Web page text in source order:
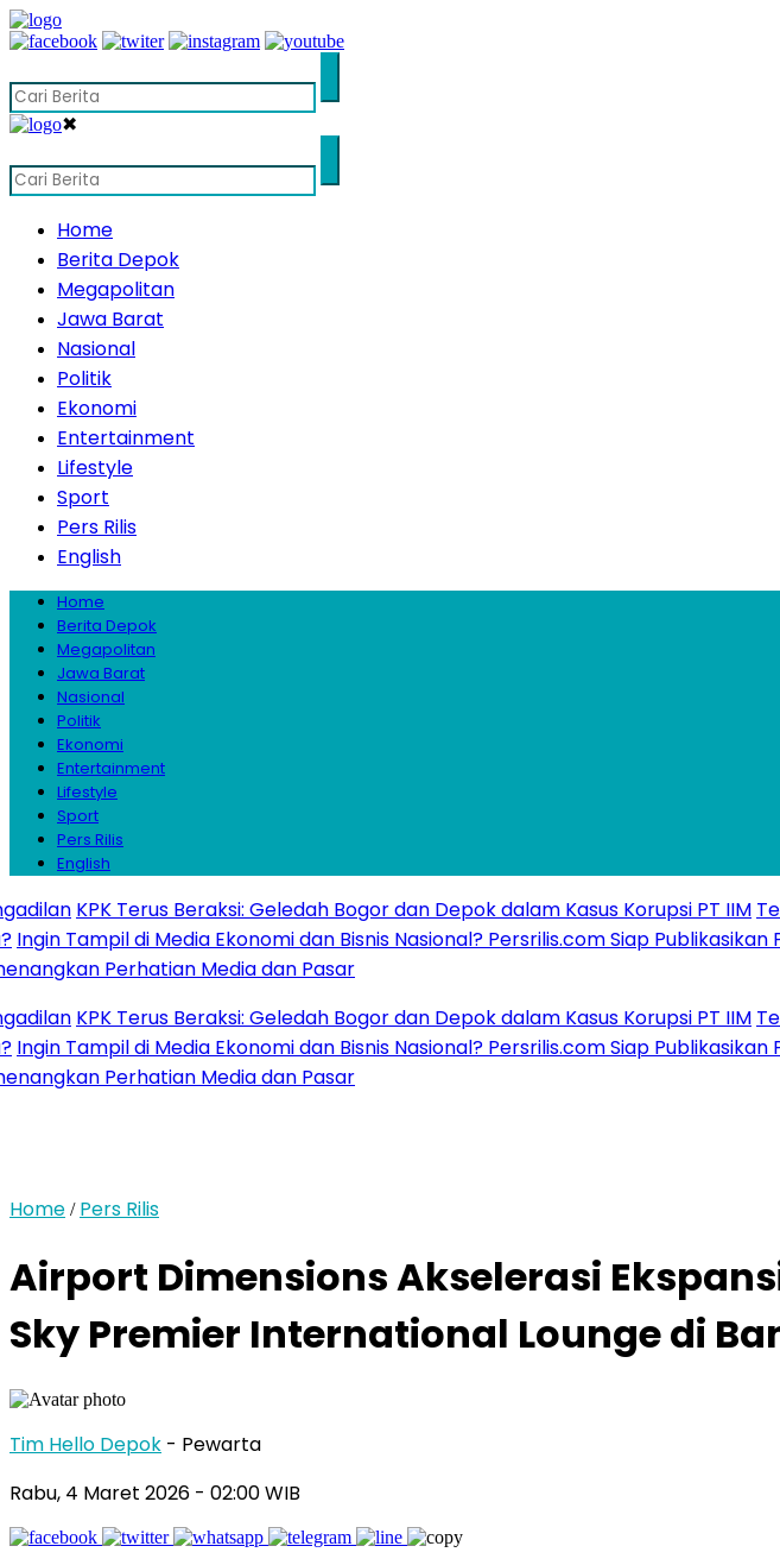
✖
Home
Berita Depok
Megapolitan
Jawa Barat
Nasional
Politik
Ekonomi
Entertainment
Lifestyle
Sport
Pers Rilis
English
Home
Berita Depok
Megapolitan
Jawa Barat
Nasional
Politik
Ekonomi
Entertainment
Lifestyle
Sport
Pers Rilis
English
KPK Terus Beraksi: Geledah Bogor dan Depok dalam Kasus Korupsi PT IIM
Tampil di Media Ekonomi dan Bisnis Nasional? Persrilis.com Siap Publikasikan Press
Perhatian Media dan Pasar
KPK Terus Beraksi: Geledah Bogor dan Depok dalam Kasus Korupsi PT IIM
Tampil di Media Ekonomi dan Bisnis Nasional? Persrilis.com Siap Publikasikan Press
Perhatian Media dan Pasar
Home / Pers Rilis
Airport Dimensions Akselerasi
Sky Premier International Lounge di
Tim Hello Depok - Pewarta
Rabu, 4 Maret 2026 - 02:00 WIB